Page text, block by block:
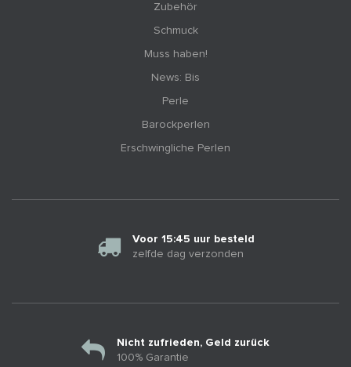
Zubehör
Schmuck
Muss haben!
News: Bis
Perle
Barockperlen
Erschwingliche Perlen
Voor 15:45 uur besteld
zelfde dag verzonden
Nicht zufrieden, Geld zurück
100% Garantie